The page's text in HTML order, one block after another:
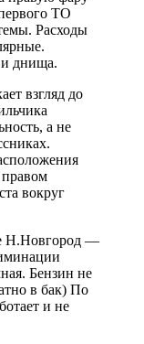
ТО
Расходы
и днища.
взгляд до
а не
правом
вокруг
Н.Новгород —
Бензин не
в бак) По
и не